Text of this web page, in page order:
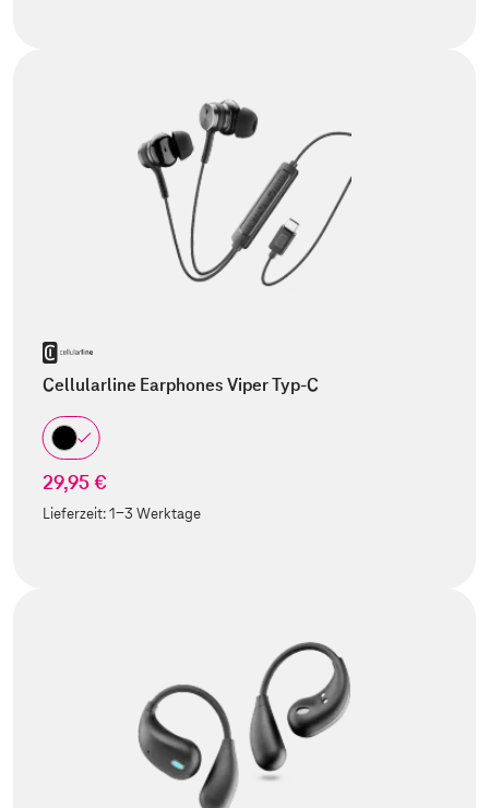
Cellularline Earphones Viper Typ-C
29,95 €
Lieferzeit:1-3 Werktage